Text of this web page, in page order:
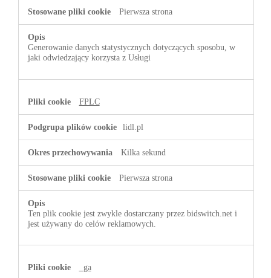
Pierwsza strona
Generowanie danych statystycznych dotyczących sposobu, w
jaki odwiedzający korzysta z Usługi
FPLC
lidl.pl
Kilka sekund
Pierwsza strona
Ten plik cookie jest zwykle dostarczany przez bidswitch.net i
jest używany do celów reklamowych.
_ga